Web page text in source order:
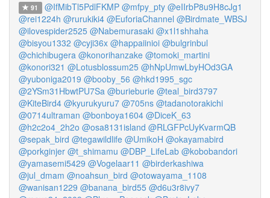
91 @IfMibTl5PdlFKMP @mfpy_pty @eIIrbP8u9H8cJg1
@rei1224h @rurukiki4 @EuforiaChannel @Birdmate_WBSJ
@ilovespider2525 @Nabemurasaki @x1l1shhaha
@bisyou1332 @cyji36x @happaiinioi @bulgrinbul
@chichibugera @konorihanzake @tomoki_martini
@konori321 @Lotusblossum25 @hNpUmwLbyHOd3GA
@yuboniga2019 @booby_56 @hkd1995_sgc
@2YSm31HbwtPU7Sa @burieburie @teal_bird3797
@KiteBird4 @kyurukyuru7 @705ns @tadanotorakichi
@0714ultraman @bonboya1604 @DiceK_63
@h2c2o4_2h2o @osa8131island @RLGFPcUyKvarmQB
@sepak_bird @tegawildlife @UmikoH @okayamabird
@porkginjer @t_shimamu @DBP_LifeLab @kobobandori
@yamasemi5429 @Vogelaar11 @birderkashiwa
@jul_dmam @noahsun_bird @otowayama_1108
@wanisan1229 @banana_bird55 @d6u3r8ivy7